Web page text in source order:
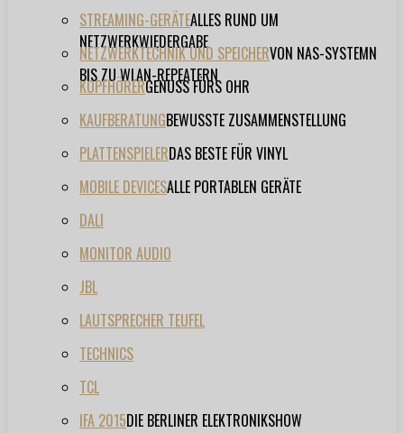
STREAMING-GERÄTEALLES RUND UM
NETZWERKWIEDERGABE
NETZWERKTECHNIK UND SPEICHERVON NAS-SYSTEMN
BIS ZU WLAN-REPEATERN
KOPFHÖRERGENUSS FÜRS OHR
KAUFBERATUNGBEWUSSTE ZUSAMMENSTELLUNG
PLATTENSPIELERDAS BESTE FÜR VINYL
MOBILE DEVICESALLE PORTABLEN GERÄTE
DALI
MONITOR AUDIO
JBL
LAUTSPRECHER TEUFEL
TECHNICS
TCL
IFA 2015DIE BERLINER ELEKTRONIKSHOW